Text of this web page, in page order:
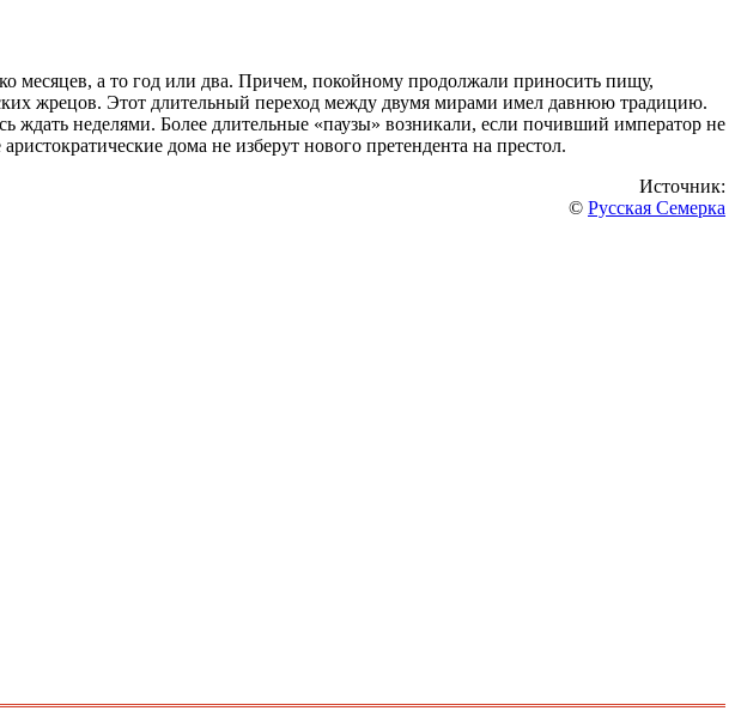
месяцев, а то год или два. Причем, покойному продолжали приносить пищу,
жрецов. Этот длительный переход между двумя мирами имел давнюю традицию.
неделями. Более длительные «паузы» возникали, если почивший император не
дома не изберут нового претендента на престол.
Источник:
© Русская Семерка